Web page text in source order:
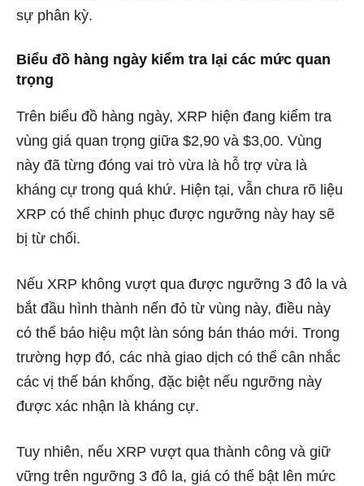
sự phân kỳ.
Biểu đồ hàng ngày kiểm tra lại các mức quan
trọng
Trên biểu đồ hàng ngày, XRP hiện đang kiểm tra
vùng giá quan trọng giữa $2,90 và $3,00. Vùng
này đã từng đóng vai trò vừa là hỗ trợ vừa là
kháng cự trong quá khứ. Hiện tại, vẫn chưa rõ liệu
XRP có thể chinh phục được ngưỡng này hay sẽ
bị từ chối.
Nếu XRP không vượt qua được ngưỡng 3 đô la và
bắt đầu hình thành nến đỏ từ vùng này, điều này
có thể báo hiệu một làn sóng bán tháo mới. Trong
trường hợp đó, các nhà giao dịch có thể cân nhắc
các vị thế bán khống, đặc biệt nếu ngưỡng này
được xác nhận là kháng cự.
Tuy nhiên, nếu XRP vượt qua thành công và giữ
vững trên ngưỡng 3 đô la, giá có thể bật lên mức